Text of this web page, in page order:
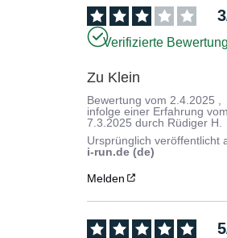
3
Verifizierte
Zu Klein
Bewertung vom 2.4.2025
infolge einer Erfahrung
7.3.2025 durch Rüdiger H.
Ursprünglich veröffentlicht
i-run.de (de)
Melden
5